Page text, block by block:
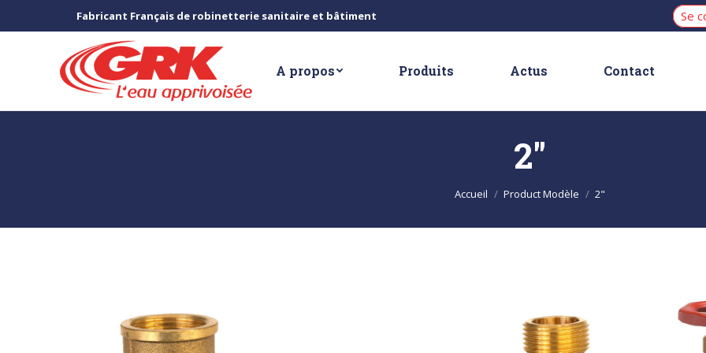
Fabricant Français de robinetterie sanitaire et bâtiment Se
A propos Produits Actus Contact
2"
Vous êtes ici :
Accueil Product Modèle 2"